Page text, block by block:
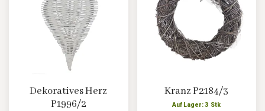
Dekoratives Herz
P1996/2
Kranz P2184/3
Auf Lager: 3 Stk